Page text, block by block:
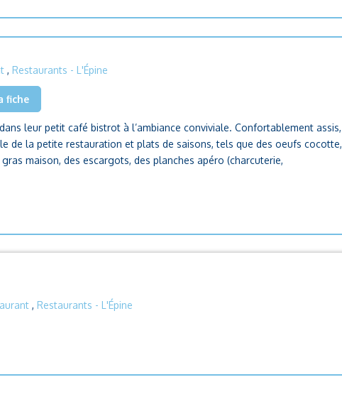
,Restaurants - L'Épine
fiche
leur petit café bistrot à l’ambiance conviviale. Confortablement assis,
de la petite restauration et plats de saisons, tels que des oeufs cocotte,
maison, des escargots, des planches apéro (charcuterie,
,Restaurants - L'Épine